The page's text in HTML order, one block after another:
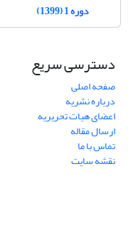
دوره 1 (1399)
دسترسی سریع
صفحه اصلی
درباره نشریه
اعضای هیات تحریریه
ارسال مقاله
تماس با ما
نقشه سایت